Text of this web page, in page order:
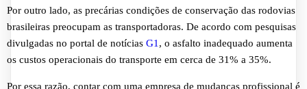
Por outro lado, as precárias condições de conservação das rodovias
brasileiras preocupam as transportadoras. De acordo com pesquisas
divulgadas no portal de notícias G1, o asfalto inadequado aumenta
os custos operacionais do transporte em cerca de 31% a 35%.
Por essa razão, contar com uma empresa de mudanças profissional é